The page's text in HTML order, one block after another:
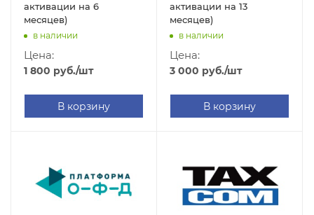
активации на 6
месяцев)
в наличии
Цена:
1 800 руб./шт
В корзину
активации на 13
месяцев)
в наличии
Цена:
3 000 руб./шт
В корзину